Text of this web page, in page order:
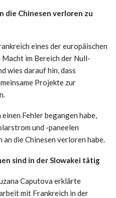
die Chinesen verloren zu
eines der europäischen
im Bereich der Null-
wies darauf hin, dass
Projekte zur
Fehler begangen habe,
und -paneelen
die Chinesen verloren habe.
sind in der Slowakei tätig
Caputova erklärte
mit Frankreich in der